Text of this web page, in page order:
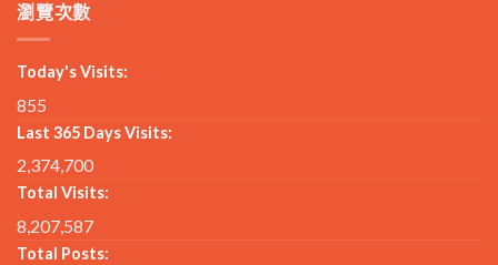
瀏覽次數
Today's Visits:
855
Last 365 Days Visits:
2,374,700
Total Visits:
8,207,587
Total Posts: